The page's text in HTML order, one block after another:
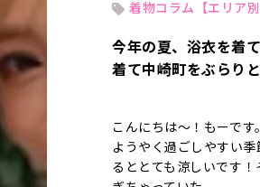
着物コラム【エリア
今年の夏、浴衣を着
着て中崎町をぶらり
こんにちは〜！もーで
ようやく過ごしやすい
るととても涼しいです